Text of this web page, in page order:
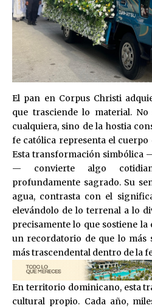
El pan en Corpus Christi
que trasciende lo material.
cualquiera, sino de la hostia
fe católica representa el cuerpo
Esta transformación simbólica
— convierte algo
profundamente sagrado. Su
agua, contrasta con el
elevándolo de lo terrenal a lo
precisamente lo que sostiene la
un recordatorio de que lo más
más trascendental dentro de la
En territorio dominicano, esta
cultural propio. Cada año,